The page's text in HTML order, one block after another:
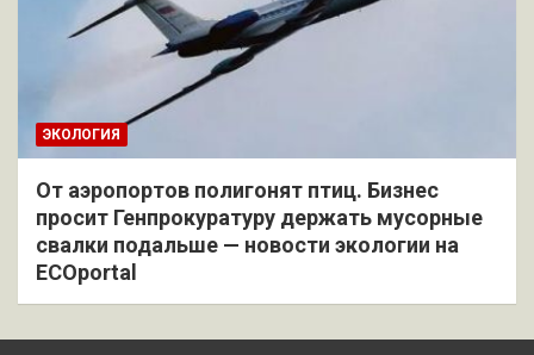
ЭКОЛОГИЯ
От аэропортов полигонят птиц. Бизнес
просит Генпрокуратуру держать мусорные
свалки подальше — новости экологии на
ECOportal